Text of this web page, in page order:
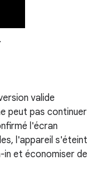
valide
peut pas continuer
l'écran
l'appareil s'éteint
et économiser de